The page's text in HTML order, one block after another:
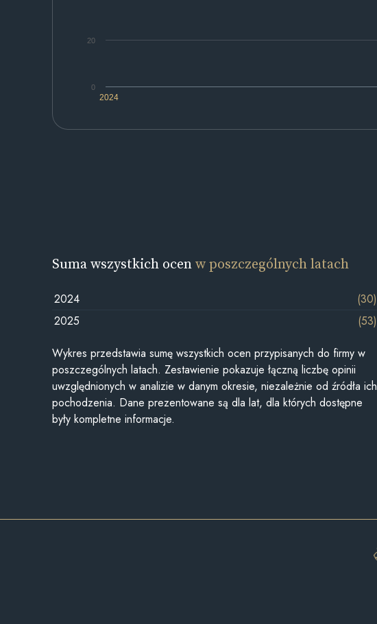
2024
0
20
Suma wszystkich ocenw poszczególnych latach
2024
(30)
2025
(53)
Wykres przedstawia sumę wszystkich ocen przypisanych do firmy w
poszczególnych latach. Zestawienie pokazuje łączną liczbę opinii
uwzględnionych w analizie w danym okresie, niezależnie od źródła ich
pochodzenia. Dane prezentowane są dla lat, dla których dostępne
były kompletne informacje.